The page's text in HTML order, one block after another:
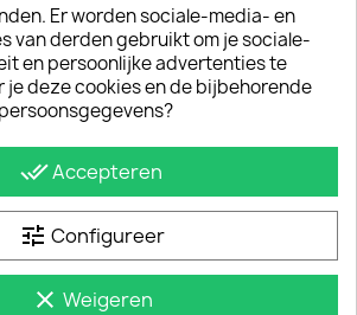
Mat Opel Vivaro 2014 T/m 2018
€ 435,60 incl. btw
€ 360,00excl. btw
Er worden sociale-media- en
van derden gebruikt om je sociale-
en persoonlijke advertenties te
deze cookies en de bijbehorende
done_allAccepteren
tune Configureer
clear Weigeren